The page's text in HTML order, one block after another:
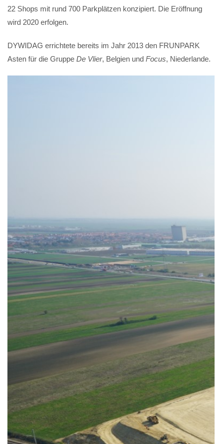
22 Shops mit rund 700 Parkplätzen konzipiert. Die Eröffnung
wird 2020 erfolgen.
DYWIDAG errichtete bereits im Jahr 2013 den FRUNPARK
Asten für die GruppeDe Vlier, Belgien undFocus, Niederlande.